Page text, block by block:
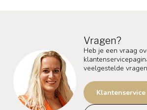
Vragen?
Heb je een vraag
veelgestelde
Klantenservice